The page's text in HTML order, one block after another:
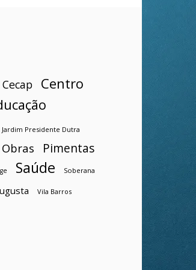
Cecap Centro
Jardim Presidente Dutra
Obras Pimentas
Saúde Soberana
Vila Barros